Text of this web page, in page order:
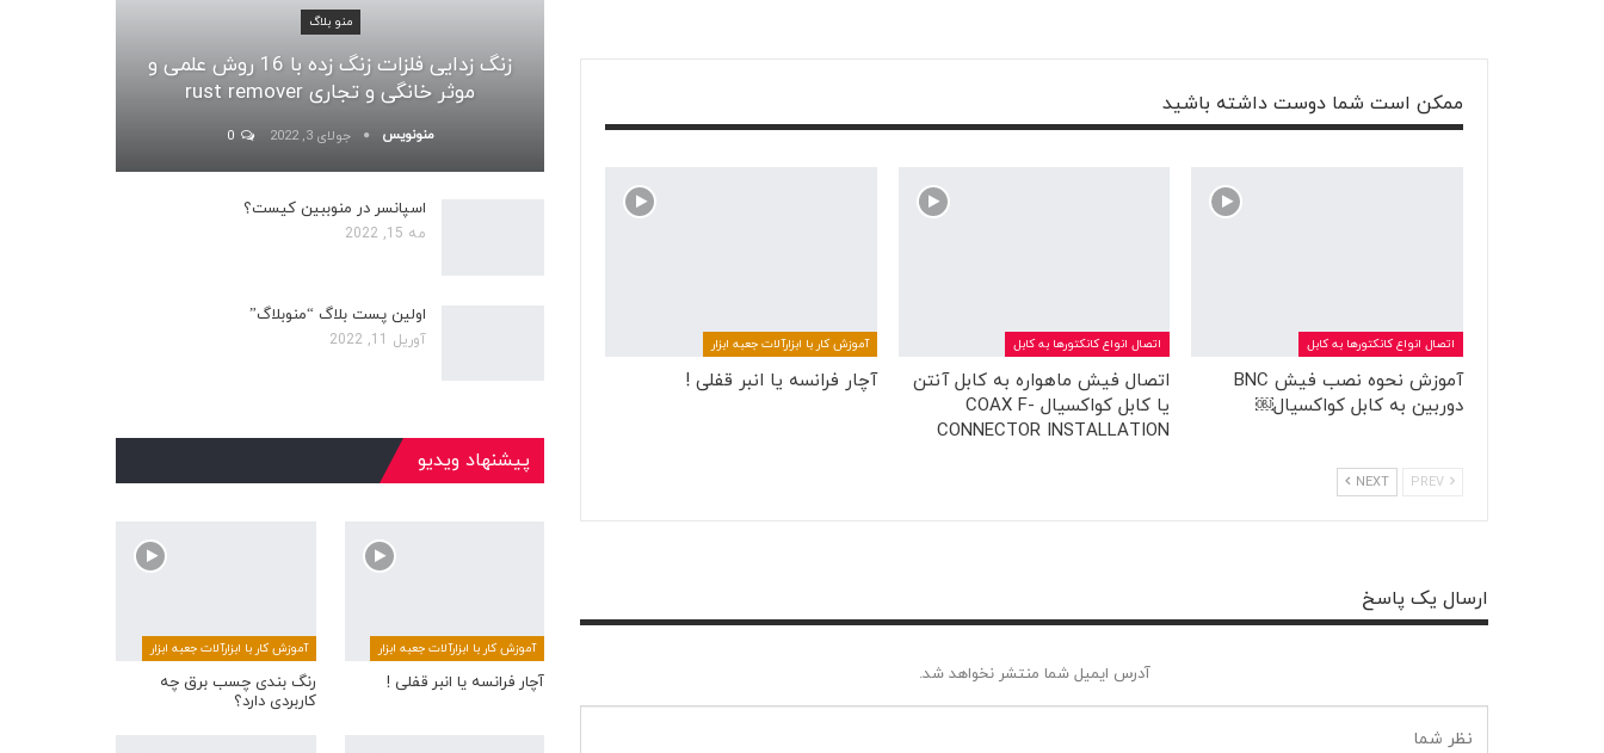
ممکن است شما دوست داشته باشید
اتصال انواع کانکتورها به کابل
آموزش نحوه نصب فیش BNC
دوربین به کابل کواکسیال￼
اتصال انواع کانکتورها به کابل
اتصال فیش ماهواره به کابل آنتن
یا کابل کواکسیال COAX F-
CONNECTOR INSTALLATION
آموزش کار با ابزارآلات جعبه ابزار
آچار فرانسه یا انبر قفلی !
NEXT
ارسال یک پاسخ
آدرس ایمیل شما منتشر نخواهد شد.
منو بلاگ
زنگ زدایی فلزات زنگ زده با 16 روش علمی و
موثر خانگی و تجاری rust remover
منونویس جولای 3, 2022 0
اسپانسر در منوببین کیست؟
مه 15, 2022
اولین پست بلاگ “منوبلاگ”
آوریل 11, 2022
پیشنهاد ویدیو
آموزش کار با ابزارآلات جعبه ابزار
آچار فرانسه یا انبر قفلی !
آموزش کار با ابزارآلات جعبه ابزار
رنگ بندی چسب برق چه
کاربردی دارد؟